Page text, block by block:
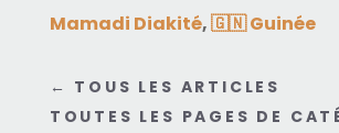
Mamadi Diakité,🇬🇳 Guinée
← TOUS LES ARTICLES
TOUTES LES PAGES DE